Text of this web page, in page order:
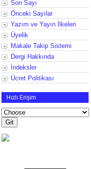
Son Sayı
Önceki Sayılar
Yazım ve Yayın İlkeleri
Üyelik
Makale Takip Sistemi
Dergi Hakkında
İndeksler
Ücret Politikası
Hızlı Erişim